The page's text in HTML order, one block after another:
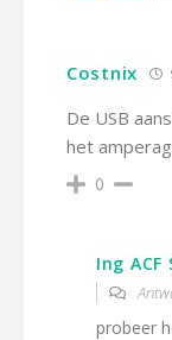
Costnix
De USB
het
0
Ing ACF
probeer